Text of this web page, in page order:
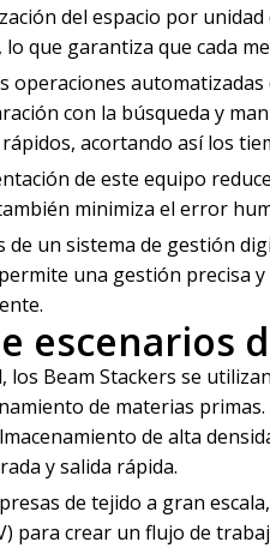
del espacio por
lo que garantiza que cada
operaciones
con la búsqueda y
acortando así los
de este equipo
minimiza el error
de un sistema de gestión
una gestión precisa y
escenarios
los Beam Stackers se
de materias
de alta
y salida rápida.
de tejido a gran
para crear un flujo de